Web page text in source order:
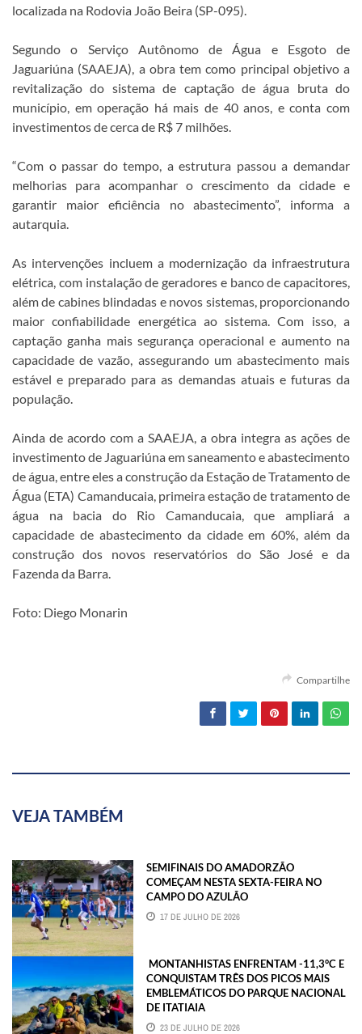
localizada na Rodovia João Beira (SP-095).
Segundo o Serviço Autônomo de Água e Esgoto de
Jaguariúna (SAAEJA), a obra tem como principal objetivo a
revitalização do sistema de captação de água bruta do
município, em operação há mais de 40 anos, e conta com
investimentos de cerca de R$ 7 milhões.
“Com o passar do tempo, a estrutura passou a demandar
melhorias para acompanhar o crescimento da cidade e
garantir maior eficiência no abastecimento”, informa a
autarquia.
As intervenções incluem a modernização da infraestrutura
elétrica, com instalação de geradores e banco de capacitores,
além de cabines blindadas e novos sistemas, proporcionando
maior confiabilidade energética ao sistema. Com isso, a
captação ganha mais segurança operacional e aumento na
capacidade de vazão, assegurando um abastecimento mais
estável e preparado para as demandas atuais e futuras da
população.
Ainda de acordo com a SAAEJA, a obra integra as ações de
investimento de Jaguariúna em saneamento e abastecimento
de água, entre eles a construção da Estação de Tratamento de
Água (ETA) Camanducaia, primeira estação de tratamento de
água na bacia do Rio Camanducaia, que ampliará a
capacidade de abastecimento da cidade em 60%, além da
construção dos novos reservatórios do São José e da
Fazenda da Barra.
Foto: Diego Monarin
Compartilhe
VEJA TAMBÉM
SEMIFINAIS DO AMADORZÃO
COMEÇAM NESTA SEXTA-FEIRA NO
CAMPO DO AZULÃO
17 DE JULHO DE 2026
MONTANHISTAS ENFRENTAM -11,3°C E
CONQUISTAM TRÊS DOS PICOS MAIS
EMBLEMÁTICOS DO PARQUE NACIONAL
DE ITATIAIA
23 DE JULHO DE 2026